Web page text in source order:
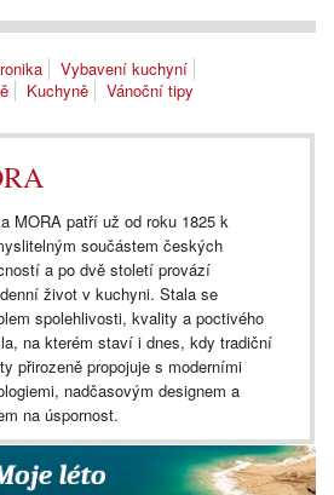
Vybavení kuchyní
Kuchyně Vánoční tipy
MORA patří už od roku 1825 k
součástem českých
a po dvě století provází
život v kuchyni. Stala se
spolehlivosti, kvality a poctivého
na kterém staví i dnes, kdy tradiční
přirozeně propojuje s moderními
nadčasovým designem a
na úspornost.